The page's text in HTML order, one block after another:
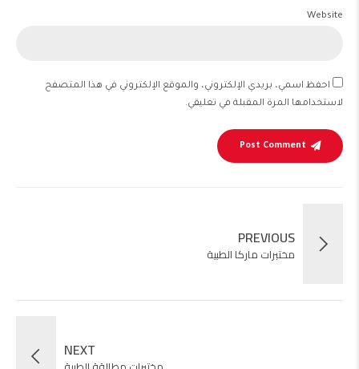
Website
احفظ اسمي، بريدي الإلكتروني، والموقع الإلكتروني في هذا المتصفح
لاستخدامها المرة المقبلة في تعليقي.
Post Comment
PREVIOUS
مختبرات ماركا الطبية
NEXT